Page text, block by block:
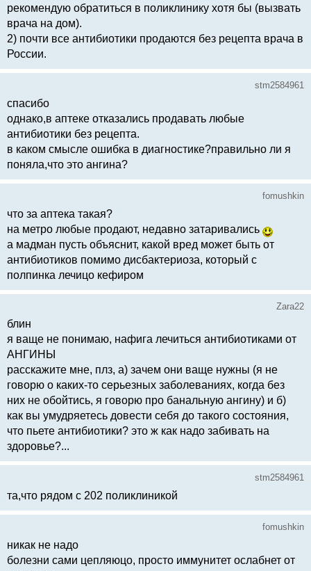
рекомендую обратиться в поликлинику хотя бы (вызвать
врача на дом).
2) почти все антибиотики продаются без рецепта врача в
России.
stm2584961
спасибо
однако,в аптеке отказались продавать любые
антибиотики без рецепта.
в каком смысле ошибка в диагностике?правильно ли я
поняла,что это ангина?
fomushkin
что за аптека такая?
на метро любые продают, недавно затаривались
а мадман пусть объяснит, какой вред может быть от
антибиотиков помимо дисбактериоза, который с
полпинка лечицо кефиром
Zara22
блин
я ваще не понимаю, нафига лечиться антибиотиками от
АНГИНЫ
расскажите мне, плз, а) зачем они ваще нужны (я не
говорю о каких-то серьезных заболеваниях, когда без
них не обойтись, я говорю про банальную ангину) и б)
как вы умудряетесь довести себя до такого состояния,
что пьете антибиотики? это ж как надо забивать на
здоровье?...
stm2584961
та,что рядом с 202 поликлиникой
fomushkin
никак не надо
болезни сами цепляюцо, просто иммунитет ослабнет от